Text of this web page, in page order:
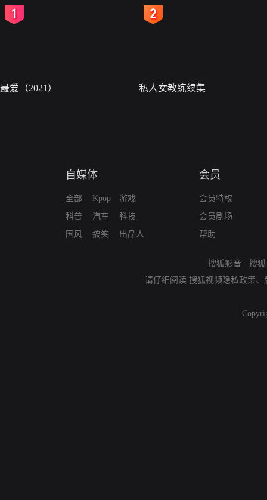
最爱（2021） 私人女教练续集
自媒体
全部
科普
国风
Kpop
汽车
搞笑
游戏
科技
出品人
会员
会员特权
会员剧场
帮助
搜狐影音 - 搜
请仔细阅读 搜狐视频隐私政策、